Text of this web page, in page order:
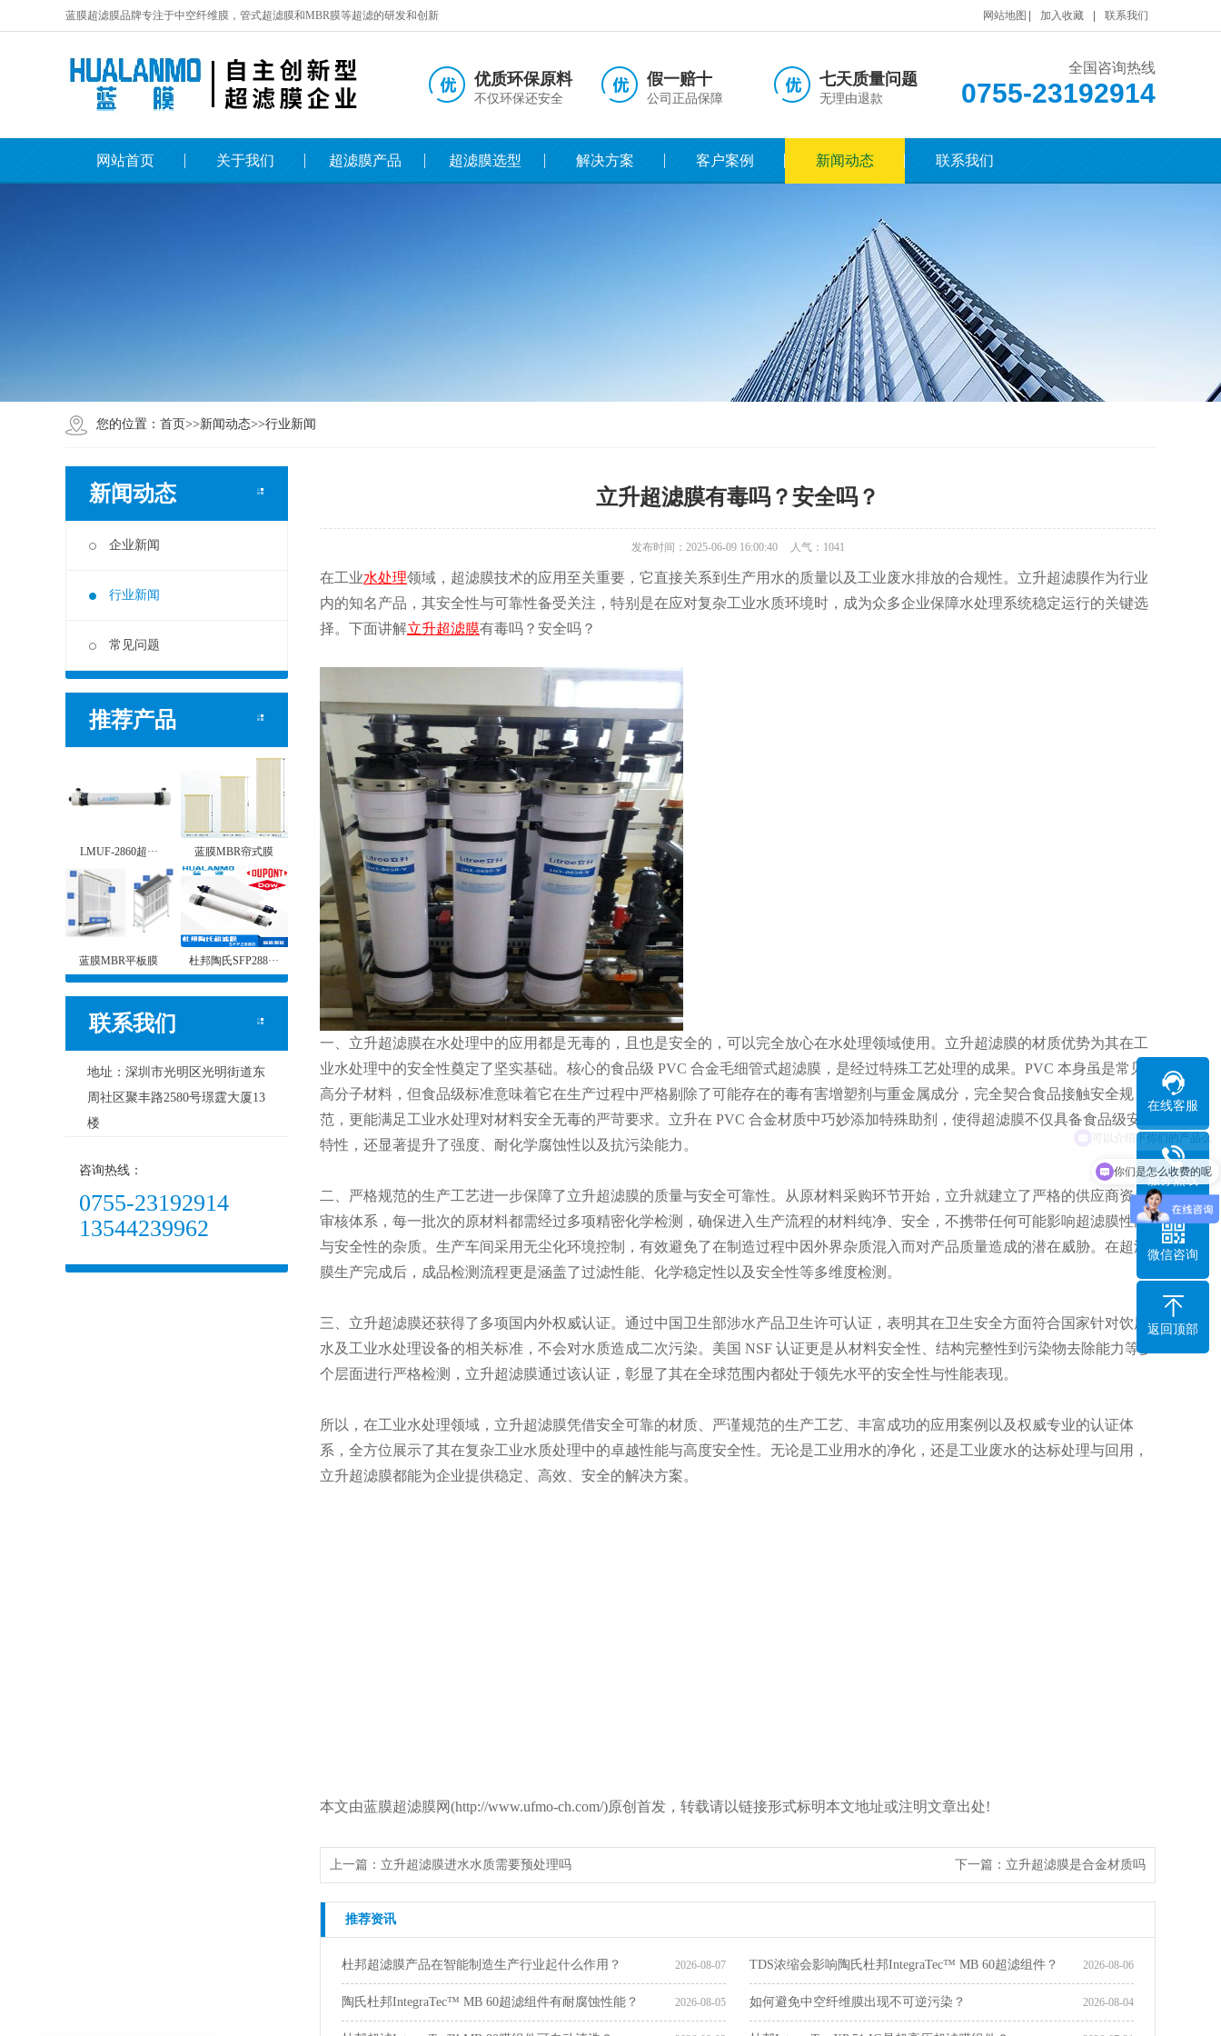
网站地图 加入收藏 联系我们
蓝膜超滤膜品牌专注于中空纤维膜，管式超滤膜和MBR膜等超滤的研发和创新
优质环保原料
不仅环保还安全
假一赔十
公司正品保障
七天质量问题
无理由退款
全国咨询热线
0755-23192914
网站首页 关于我们 超滤膜产品 超滤膜选型 解决方案 客户案例 新闻动态 联系我们
您的位置： 首页>>新闻动态>>行业新闻
新闻动态
企业新闻
行业新闻
常见问题
推荐产品
LMUF-2860超··· 蓝膜MBR帘式膜
蓝膜MBR平板膜 杜邦陶氏SFP288···
联系我们
地址：深圳市光明区光明街道东
周社区聚丰路2580号璟霆大厦13
楼
咨询热线：
0755-23192914
13544239962
立升超滤膜有毒吗？安全吗？
发布时间：2025-06-09 16:00:40 人气： 1041
在工业水处理领域，超滤膜技术的应用至关重要，它直接关系到生产用水的质量以及工业废水排放的合规性。立升超滤膜作为行业
内的知名产品，其安全性与可靠性备受关注，特别是在应对复杂工业水质环境时，成为众多企业保障水处理系统稳定运行的关键选
择。下面讲解立升超滤膜有毒吗？安全吗？
一、立升超滤膜在水处理中的应用都是无毒的，且也是安全的，可以完全放心在水处理领域使用。立升超滤膜的材质优势为其在工
业水处理中的安全性奠定了坚实基础。核心的食品级 PVC 合金毛细管式超滤膜，是经过特殊工艺处理的成果。PVC 本身虽是常见
高分子材料，但食品级标准意味着它在生产过程中严格剔除了可能存在的毒有害增塑剂与重金属成分，完全契合食品接触安全规
范，更能满足工业水处理对材料安全无毒的严苛要求。立升在 PVC 合金材质中巧妙添加特殊助剂，使得超滤膜不仅具备食品级安全
特性，还显著提升了强度、耐化学腐蚀性以及抗污染能力。
二、严格规范的生产工艺进一步保障了立升超滤膜的质量与安全可靠性。从原材料采购环节开始，立升就建立了严格的供应商资质
审核体系，每一批次的原材料都需经过多项精密化学检测，确保进入生产流程的材料纯净、安全，不携带任何可能影响超滤膜性能
与安全性的杂质。生产车间采用无尘化环境控制，有效避免了在制造过程中因外界杂质混入而对产品质量造成的潜在威胁。在超滤
膜生产完成后，成品检测流程更是涵盖了过滤性能、化学稳定性以及安全性等多维度检测。
三、立升超滤膜还获得了多项国内外权威认证。通过中国卫生部涉水产品卫生许可认证，表明其在卫生安全方面符合国家针对饮用
水及工业水处理设备的相关标准，不会对水质造成二次污染。美国 NSF 认证更是从材料安全性、结构完整性到污染物去除能力等多
个层面进行严格检测，立升超滤膜通过该认证，彰显了其在全球范围内都处于领先水平的安全性与性能表现。
所以，在工业水处理领域，立升超滤膜凭借安全可靠的材质、严谨规范的生产工艺、丰富成功的应用案例以及权威专业的认证体
系，全方位展示了其在复杂工业水质处理中的卓越性能与高度安全性。无论是工业用水的净化，还是工业废水的达标处理与回用，
立升超滤膜都能为企业提供稳定、高效、安全的解决方案。
本文由蓝膜超滤膜网(http://www.ufmo-ch.com/)原创首发，转载请以链接形式标明本文地址或注明文章出处!
上一篇： 立升超滤膜进水水质需要预处理吗 下一篇： 立升超滤膜是合金材质吗
推荐资讯
2026-08-07
杜邦超滤膜产品在智能制造生产行业起什么作用？ 2026-08-06
TDS浓缩会影响陶氏杜邦IntegraTec™ MB 60超滤组件？
2026-08-05
陶氏杜邦IntegraTec™ MB 60超滤组件有耐腐蚀性能？ 2026-08-04
如何避免中空纤维膜出现不可逆污染？
在线客服
服务热线
微信咨询
返回顶部
你们是怎么收费的呢